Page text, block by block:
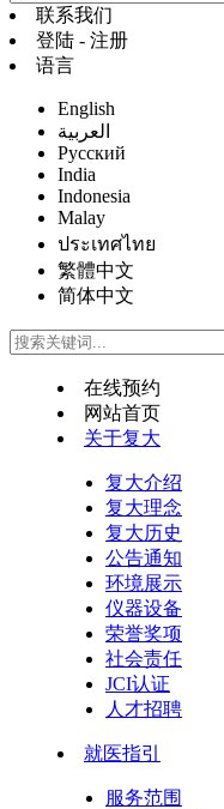
联系我们
登陆 - 注册
语言
English
العربية
Русский
India
Indonesia
Malay
ประเทศไทย
繁體中文
简体中文
在线预约
网站首页
关于复大
复大介绍
复大理念
复大历史
公告通知
环境展示
仪器设备
荣誉奖项
社会责任
JCI认证
人才招聘
就医指引
服务范围